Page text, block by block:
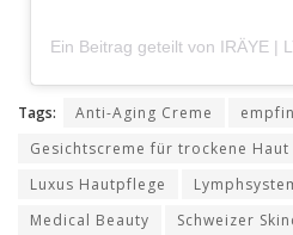
Tags: Anti-Aging Creme
Gesichtscreme für trockene Haut
Luxus Hautpflege
Medical Beauty
Schweizer